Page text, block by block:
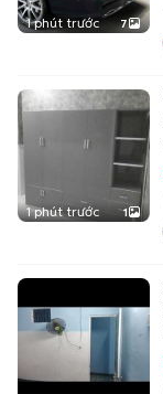
1 phút trước 7
1 phút trước 1